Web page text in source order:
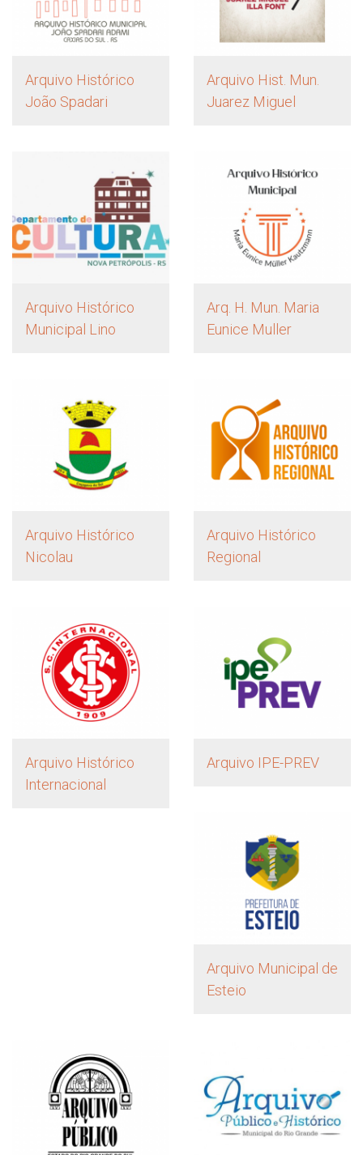
Arquivo Histórico
João Spadari
Arquivo Hist. Mun.
Juarez Miguel
Arquivo Histórico
Municipal Lino
Arq. H. Mun. Maria
Eunice Muller
Arquivo Histórico
Nicolau
Arquivo Histórico
Regional
Arquivo Histórico
Internacional
Arquivo IPE-PREV
Arquivo Municipal de
Esteio